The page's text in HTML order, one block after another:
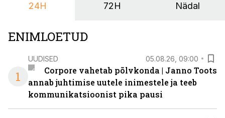
nendele vajadustele vastanud uuendusega, mis pakub
24H 72H Nädal
ENIMLOETUD
1
UUDISED 05.08.26, 09:00
Corpore vahetab põlvkonda | Janno Toots
annab juhtimise uutele inimestele ja teeb
kommunikatsioonist pika pausi